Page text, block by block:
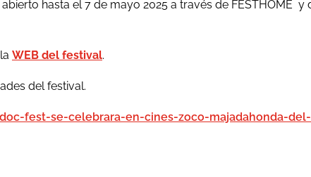
hasta el 7 de mayo 2025 a través de FESTHOME y
WEB del festival.
del festival.
fest-se-celebrara-en-cines-zoco-majadahonda-